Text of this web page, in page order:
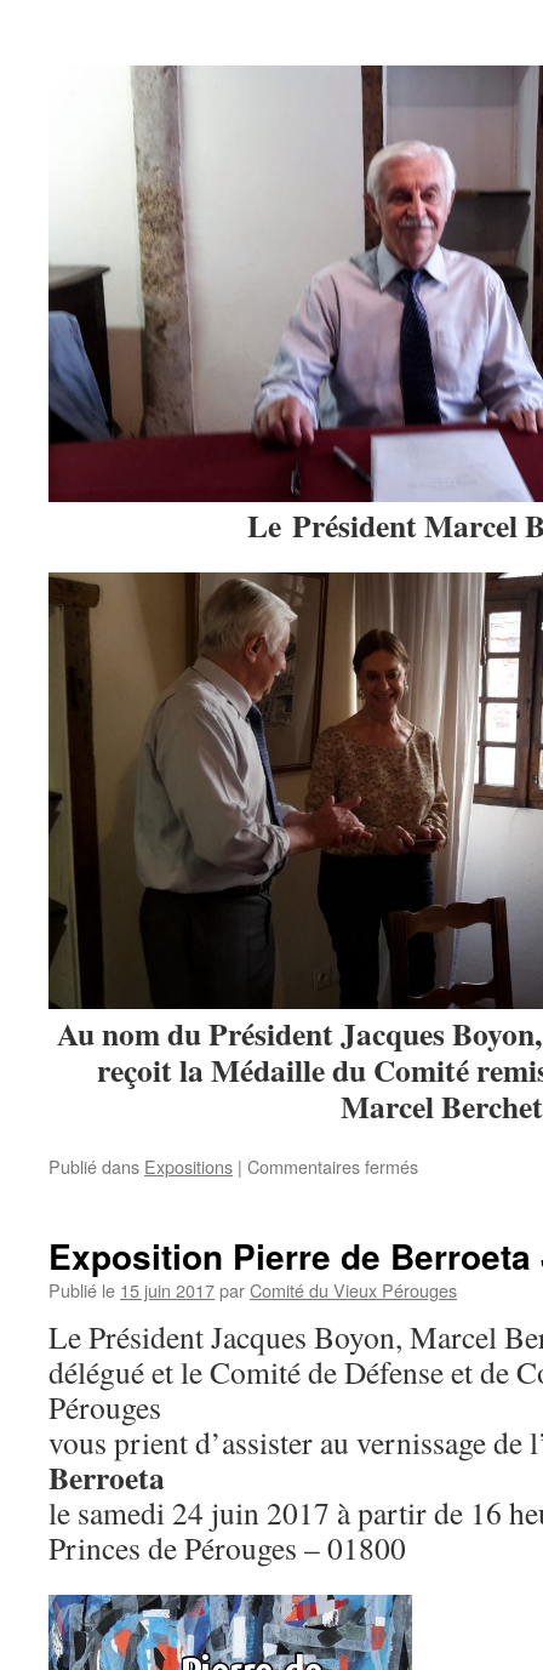
LePrésident Marcel
Au nom du Président Jacques
reçoit la Médaille du Comité
Marcel Berchet
Publié dans Expositions | Commentaires ferméssur
du
24
2017
Exposition Pierre de Berroeta
Publié le 15 juin 2017parComité du Vieux Pérouges
Le Président Jacques Boyon, Marcel
délégué et le Comité de Défense et de
Pérouges
vous prient d’assister au vernissage
Berroeta
le samedi 24 juin 2017 à partir de 16
Princes de Pérouges – 01800